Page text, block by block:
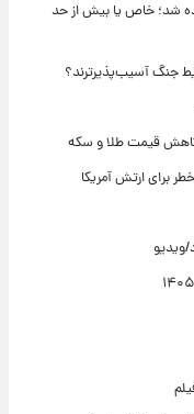
شد؛ خاص یا بیش از حد
جنگ آسیب‌پذیرترند؟
برای ارتش آمریکا
ویدیو